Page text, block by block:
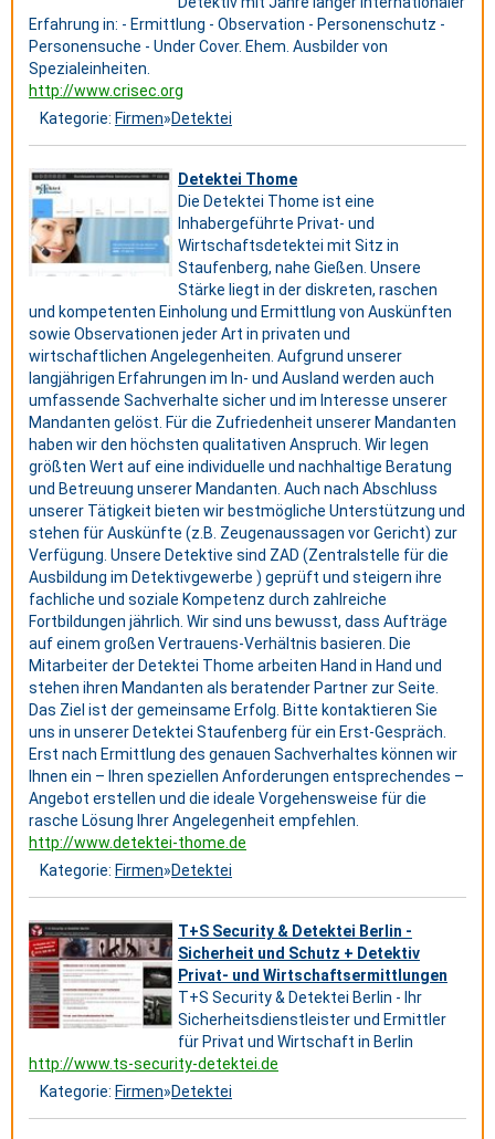
Erfahrung in: - Ermittlung - Observation - Personenschutz -
Personensuche - Under Cover. Ehem. Ausbilder von
Spezialeinheiten.
http://www.crisec.org
Kategorie: Firmen»Detektei
Detektei Thome
Die Detektei Thome ist eine
Inhabergeführte Privat- und
Wirtschaftsdetektei mit Sitz in
Staufenberg, nahe Gießen. Unsere
Stärke liegt in der diskreten, raschen
und kompetenten Einholung und Ermittlung von Auskünften
sowie Observationen jeder Art in privaten und
wirtschaftlichen Angelegenheiten. Aufgrund unserer
langjährigen Erfahrungen im In- und Ausland werden auch
umfassende Sachverhalte sicher und im Interesse unserer
Mandanten gelöst. Für die Zufriedenheit unserer Mandanten
haben wir den höchsten qualitativen Anspruch. Wir legen
größten Wert auf eine individuelle und nachhaltige Beratung
und Betreuung unserer Mandanten. Auch nach Abschluss
unserer Tätigkeit bieten wir bestmögliche Unterstützung und
stehen für Auskünfte (z.B. Zeugenaussagen vor Gericht) zur
Verfügung. Unsere Detektive sind ZAD (Zentralstelle für die
Ausbildung im Detektivgewerbe ) geprüft und steigern ihre
fachliche und soziale Kompetenz durch zahlreiche
Fortbildungen jährlich. Wir sind uns bewusst, dass Aufträge
auf einem großen Vertrauens-Verhältnis basieren. Die
Mitarbeiter der Detektei Thome arbeiten Hand in Hand und
stehen ihren Mandanten als beratender Partner zur Seite.
Das Ziel ist der gemeinsame Erfolg. Bitte kontaktieren Sie
uns in unserer Detektei Staufenberg für ein Erst-Gespräch.
Erst nach Ermittlung des genauen Sachverhaltes können wir
Ihnen ein – Ihren speziellen Anforderungen entsprechendes –
Angebot erstellen und die ideale Vorgehensweise für die
rasche Lösung Ihrer Angelegenheit empfehlen.
http://www.detektei-thome.de
Kategorie: Firmen»Detektei
T+S Security & Detektei Berlin -
Sicherheit und Schutz + Detektiv
Privat- und Wirtschaftsermittlungen
T+S Security & Detektei Berlin - Ihr
Sicherheitsdienstleister und Ermittler
für Privat und Wirtschaft in Berlin
http://www.ts-security-detektei.de
Kategorie: Firmen»Detektei